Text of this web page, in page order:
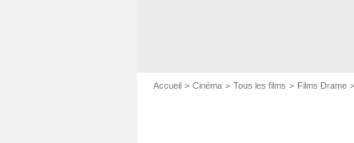
Accueil Cinéma Tous les films Films Drame